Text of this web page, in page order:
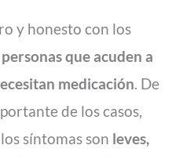
y honesto con los
que acuden a
medicación. De
de los casos,
síntomas son leves,